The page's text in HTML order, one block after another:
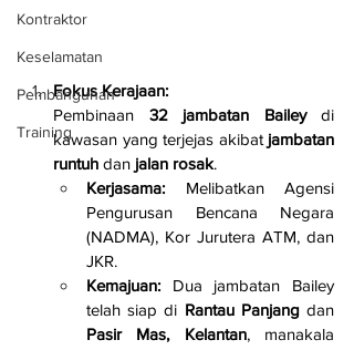
Kontraktor
Keselamatan
Pembangunan
Training
Fokus Kerajaan:
Pembinaan 32 jambatan Bailey di
kawasan yang terjejas akibat jambatan
runtuh dan jalan rosak.
Kerjasama: Melibatkan Agensi
Pengurusan Bencana Negara
(NADMA), Kor Jurutera ATM, dan
JKR.
Kemajuan: Dua jambatan Bailey
telah siap di Rantau Panjang
Pasir Mas, Kelantan, manakala